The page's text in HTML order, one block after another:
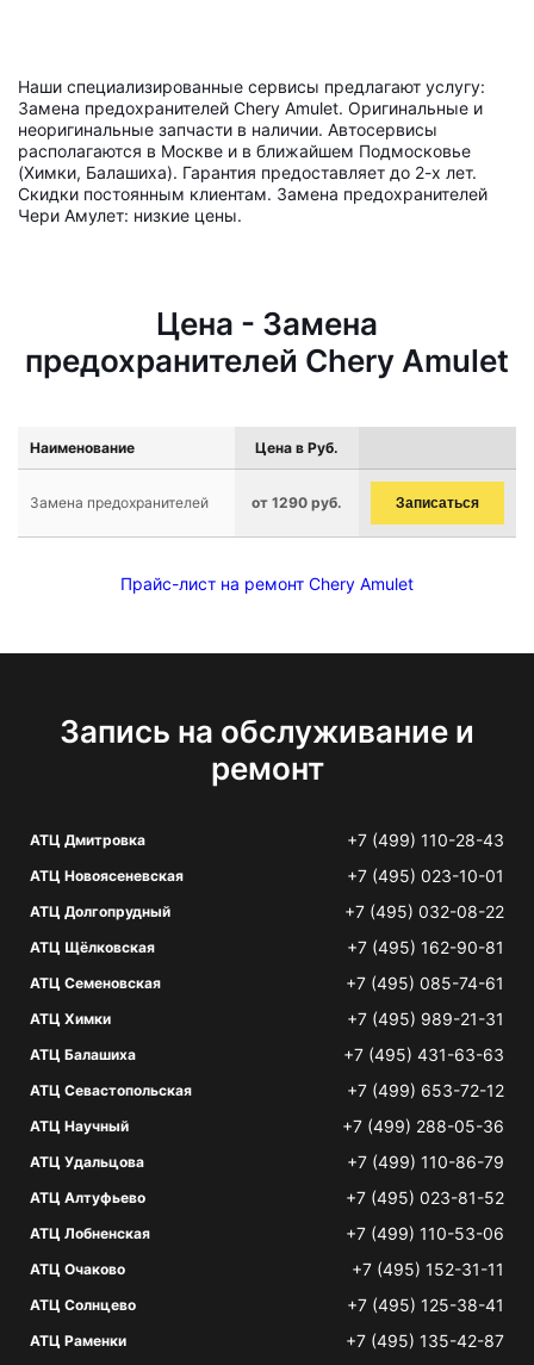
Наши специализированные сервисы предлагают услугу:
Замена предохранителей Chery Amulet. Оригинальные и
неоригинальные запчасти в наличии. Автосервисы
располагаются в Москве и в ближайшем Подмосковье
(Химки, Балашиха). Гарантия предоставляет до 2-х лет.
Скидки постоянным клиентам. Замена предохранителей
Чери Амулет: низкие цены.
Цена - Замена
предохранителей Chery Amulet
Наименование Цена в Руб.
Замена предохранителей от 1290 руб. Записаться
Прайс-лист на ремонт Chery Amulet
Запись на обслуживание и
ремонт
АТЦ Дмитровка +7 (499) 110-28-43
АТЦ Новоясеневская +7 (495) 023-10-01
АТЦ Долгопрудный +7 (495) 032-08-22
АТЦ Щёлковская +7 (495) 162-90-81
АТЦ Семеновская +7 (495) 085-74-61
АТЦ Химки +7 (495) 989-21-31
АТЦ Балашиха +7 (495) 431-63-63
АТЦ Севастопольская +7 (499) 653-72-12
АТЦ Научный +7 (499) 288-05-36
АТЦ Удальцова +7 (499) 110-86-79
АТЦ Алтуфьево +7 (495) 023-81-52
АТЦ Лобненская +7 (499) 110-53-06
АТЦ Очаково +7 (495) 152-31-11
АТЦ Солнцево +7 (495) 125-38-41
АТЦ Раменки +7 (495) 135-42-87